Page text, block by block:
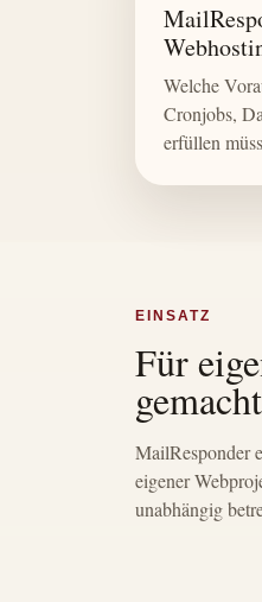
Welche
Cronjobs,
erfüllen
EINSATZ
Für
gemacht
MailResponder
eigener
unabhängig